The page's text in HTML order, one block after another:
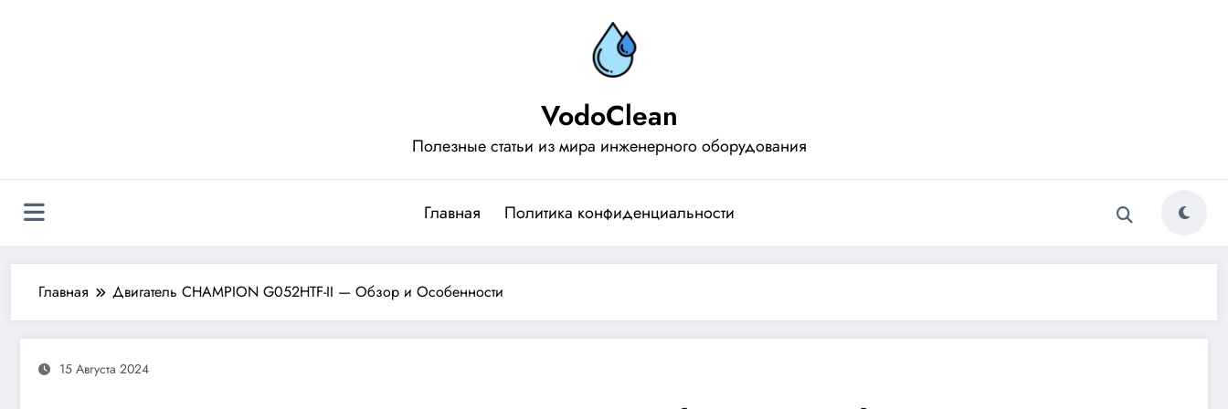
VodoClean
Полезные статьи из мира инженерного оборудования
Главная Политика конфиденциальности
Главная Двигатель CHAMPION G052HTF-II — Обзор и Особенности
15 Августа 2024